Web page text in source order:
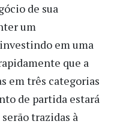
de sua
um
em uma
que a
em três categorias
de partida estará
trazidas à